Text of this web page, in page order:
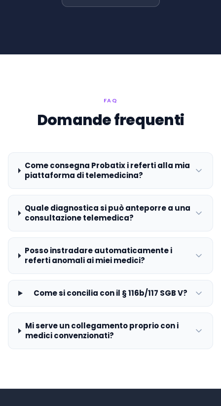
FAQ
Domande frequenti
Come consegna Probatix i referti alla mia
piattaforma di telemedicina?
Quale diagnostica si può anteporre a una
consultazione telemedica?
Posso instradare automaticamente i
referti anomali ai miei medici?
Come si concilia con il § 116b/117 SGB V?
Mi serve un collegamento proprio con i
medici convenzionati?